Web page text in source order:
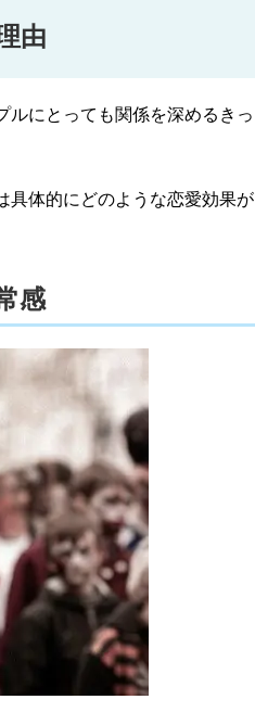
由
ルにとっても関係を深めるきっ
具体的にどのような恋愛効果が
感